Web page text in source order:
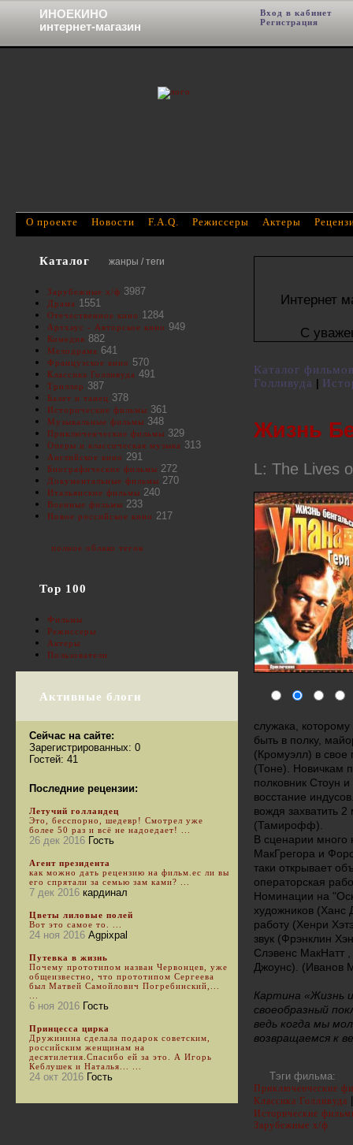
Интернет
С
Каталог
Голливуда
Жизнь
L: The Lives
служака,
быть в полку,
(Кромуэлл) в свое
(Тоне). Новичкам
полковник Стоун
восстание
вождя захватить
(Тамирофф).
В сценарии много
МакГрегора и
таки открывает
операторская
Номинации на
художников
работу (Хенри
звук (Фрэнклин
Слэвенс МакНатт
Джоунс). (Иванов
Картина «Жизнь
своеобразный
ведь когда мы
возвращаемся к
Тэги фильма:
Приключенческие
Классика Голливуда |
Исторические
Зарубежные х/ф
Каталог жанры / теги
Зарубежные х/ф 3987
Драма 1551
Отечественное кино 1284
Артхаус - Авторское кино 949
Комедия 882
Мелодрама 641
Французское кино 570
Классика Голливуда 491
Триллер 387
Балет и танец 378
Исторические фильмы 361
Музыкальные фильмы 348
Приключенческие фильмы 329
Оперы и классическая музыка 313
Английское кино 291
Биографические фильмы 272
Документальные фильмы 270
Итальянские фильмы 240
Военные фильмы 233
Новое российское кино 217
полное облако тегов
Top 100
Фильмы
Режиссеры
Актеры
Пользователи
Активные блоги
Сейчас на сайте:
Зарегистрированных: 0
Гостей: 41
Последние рецензии:
Летучий голландец
Это, бесспорно, шедевр! Смотрел уже
более 50 раз и всё не надоедает! ...
26 дек 2016 Гость
Агент президента
как можно дать рецензию на фильм.ес ли вы
его спрятали за семью зам ками? ...
7 дек 2016 кардинал
Цветы лиловые полей
Вот это самое то. ...
24 ноя 2016 Agpixpal
Путевка в жизнь
Почему прототипом назван Червонцев, уже
общеизвестно, что прототипом Сергеева
был Матвей Самойлович Погребинский,...
6 ноя 2016 Гость
Принцесса цирка
Дружинина сделала подарок советским,
российским женщинам на
десятилетия.Спасибо ей за это. А Игорь
Кеблушек и Наталья... ...
24 окт 2016 Гость
О проекте Новости F.A.Q. Режиссеры Актеры
ИНОЕКИНО
интернет-магазин
Вход в кабинет
Регистрация